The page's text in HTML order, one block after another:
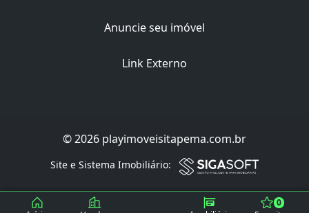
Anuncie seu imóvel
Link Externo
© 2026 playimoveisitapema.com.br
Site e Sistema Imobiliário:
0